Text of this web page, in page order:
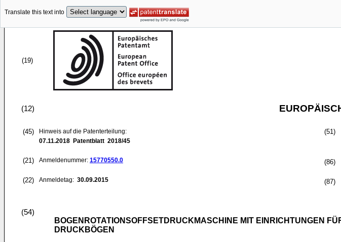
Translate this text into
(19)
(12)
(45)
Hinweis auf die Patenterteilung:
07.11.2018 Patentblatt 2018/45
(21) Anmeldenummer: 15770550.0
(22) Anmeldetag: 30.09.2015
(51)
(86)
(87)
(54)
BOGENROTATIONSOFFSETDRUCKMASCHINE MIT EINRICHTUNGEN
DRUCKBÖGEN